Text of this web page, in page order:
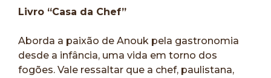
Livro “Casa da Chef”
Aborda a paixão de Anouk pela gastronomia
desde a infância, uma vida em torno dos
fogões. Vale ressaltar que a chef, paulistana,